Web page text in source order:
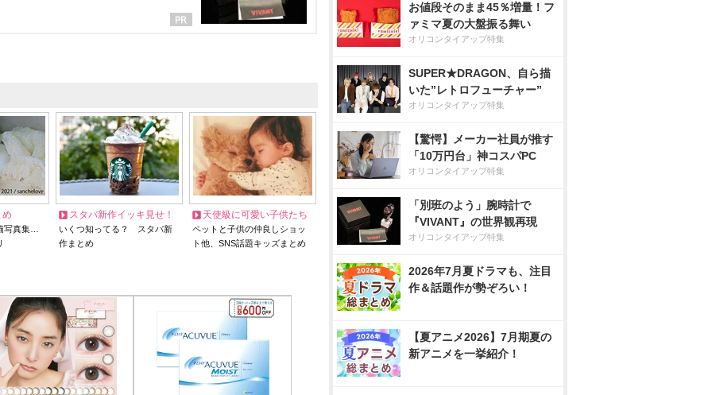
め
写真集…
スタバ新作イッキ見せ！
いくつ知ってる？ スタバ新
作まとめ
天使級に可愛い子供たち
ペットと子供の仲良しショッ
ト他、SNS話題キッズまとめ
お値段そのまま45％増量！フ
ァミマ夏の大盤振る舞い
オリコンタイアップ特集
SUPER★DRAGON、自ら描
いた”レトロフューチャー”
オリコンタイアップ特集
【驚愕】メーカー社員が推す
「10万円台」神コスパPC
オリコンタイアップ特集
「別班のよう」腕時計で
『VIVANT』の世界観再現
オリコンタイアップ特集
2026年7月夏ドラマも、注目
作＆話題作が勢ぞろい！
【夏アニメ2026】7月期夏の
新アニメを一挙紹介！